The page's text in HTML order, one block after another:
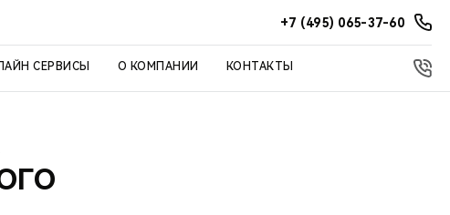
+7 (495) 065-37-60
СЕРВИСЫ О КОМПАНИИ КОНТАКТЫ